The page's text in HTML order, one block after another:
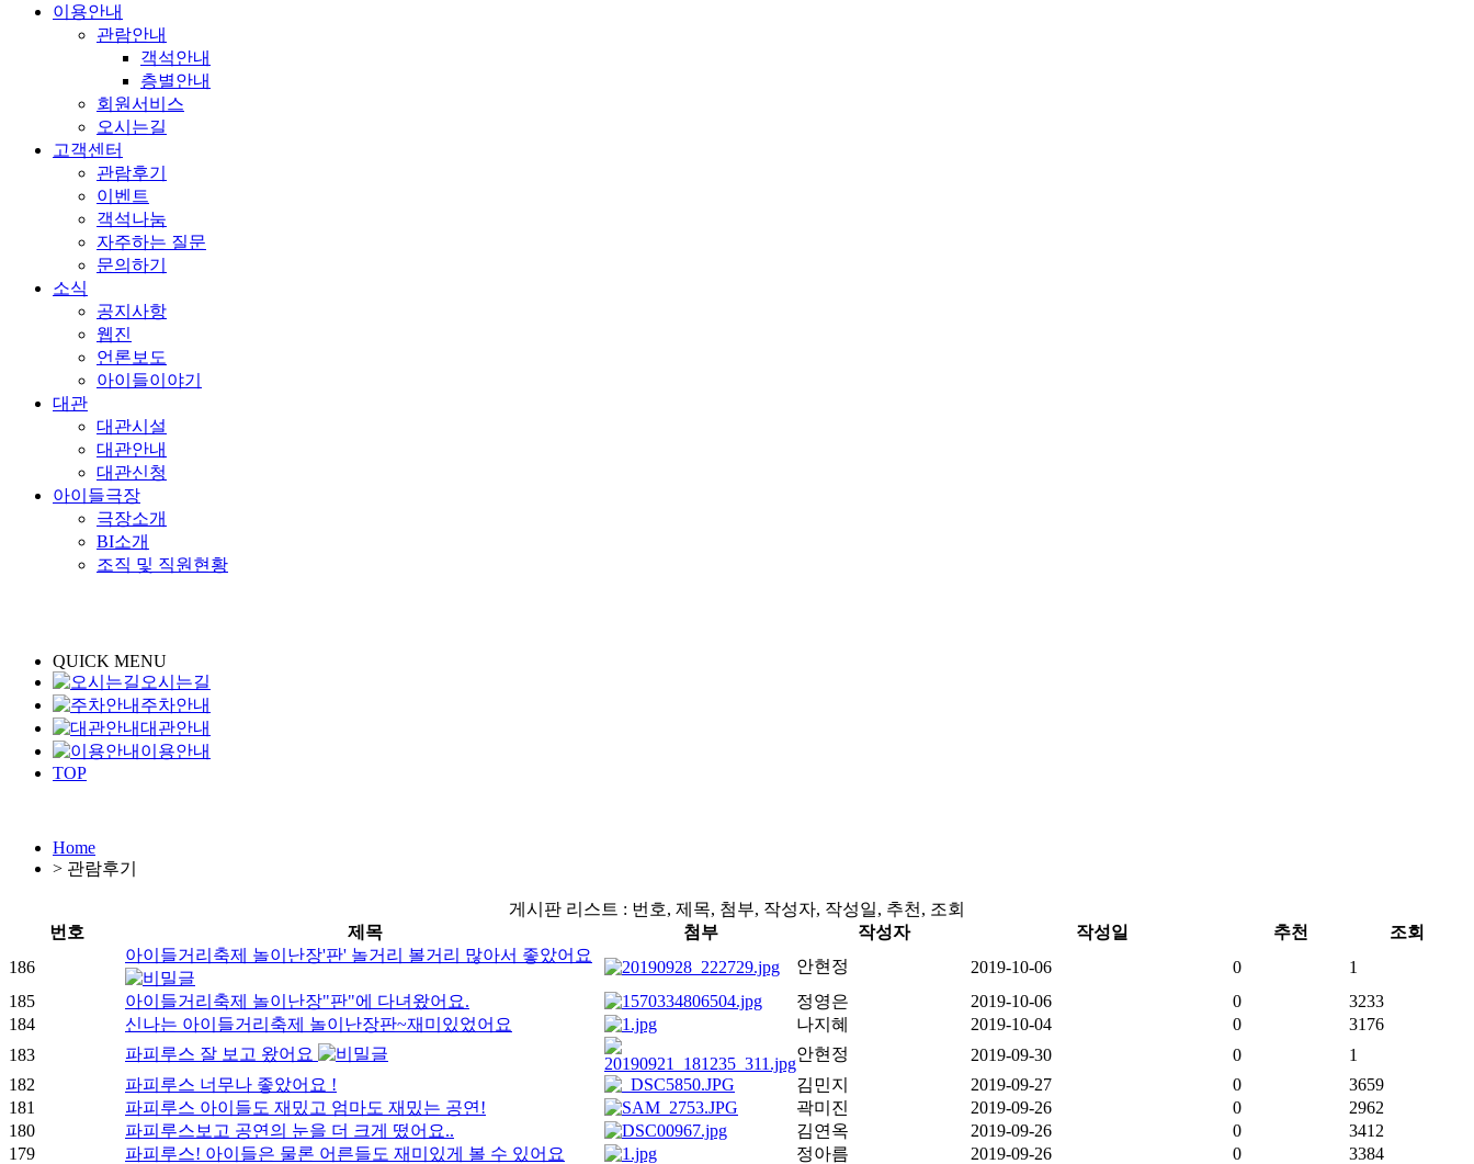
이용안내
관람안내
객석안내
층별안내
회원서비스
오시는길
고객센터
관람후기
이벤트
객석나눔
자주하는 질문
문의하기
소식
공지사항
웹진
언론보도
아이들이야기
대관
대관시설
대관안내
대관신청
아이들극장
극장소개
BI소개
조직 및 직원현황
QUICK MENU
오시는길
주차안내
대관안내
이용안내
TOP
Home
> 관람후기
게시판 리스트 : 번호, 제목, 첨부, 작성자, 작성일, 추천, 조회
번호
제목 첨부 작성자 작성일 추천
조회
186
아이들거리축제 놀이난장'판' 놀거리 볼거리 많아서 좋았어요
안현정 2019-10-06 0
1
185
아이들거리축제 놀이난장"판"에 다녀왔어요. 정영은 2019-10-06 0
3233
184
신나는 아이들거리축제 놀이난장판~재미있었어요 나지혜 2019-10-04 0
3176
183
파피루스 잘 보고 왔어요 안현정 2019-09-30 0
1
182
파피루스 너무나 좋았어요 ! 김민지 2019-09-27 0
3659
181
파피루스 아이들도 재밌고 엄마도 재밌는 공연! 곽미진 2019-09-26 0
2962
180
파피루스보고 공연의 눈을 더 크게 떴어요.. 김연옥 2019-09-26 0
3412
179
파피루스! 아이들은 물론 어른들도 재미있게 볼 수 있어요 정아름 2019-09-26 0
3384